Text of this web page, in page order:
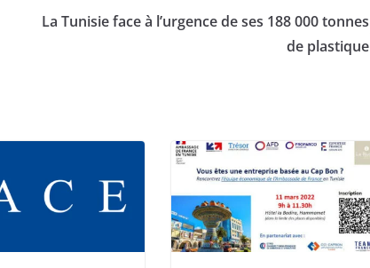
La Tunisie face à l’urgence de ses 188 000 tonnes
de plastique